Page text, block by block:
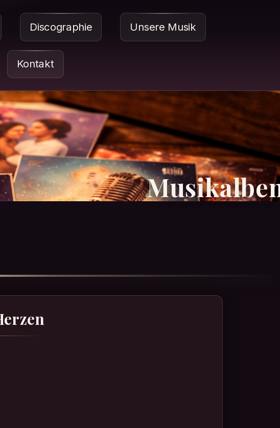
Discographie Unsere Musik
Kontakt
Albumcover und Schallplatten liegen dekorativ auf